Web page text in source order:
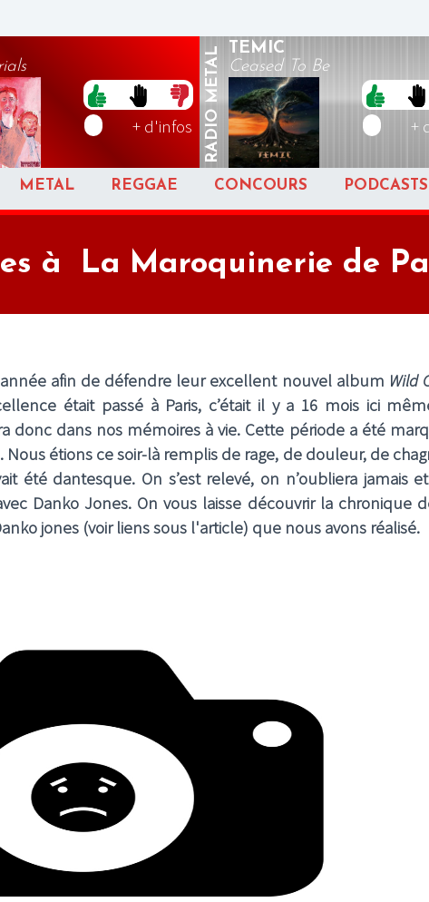
+ d'infos RADIO
METAL
TEMIC
Ceased To Be
+
METAL REGGAE CONCOURS PODCASTS
à La Maroquinerie de
afin de défendre leur excellent nouvel album Wild
était passé à Paris, c’était il y a 16 mois ici
donc dans nos mémoires à vie. Cette période a été
étions ce soir-là remplis de rage, de douleur, de
été dantesque. On s’est relevé, on n’oubliera jamais
Danko Jones. On vous laisse découvrir la chronique
jones (voir liens sous l'article) que nous avons réalisé.